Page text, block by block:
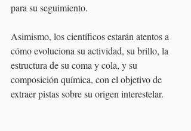
para su seguimiento.
Asimismo, los científicos estarán atentos a
cómo evoluciona su actividad, su brillo, la
estructura de su coma y cola, y su
composición química, con el objetivo de
extraer pistas sobre su origen interestelar.